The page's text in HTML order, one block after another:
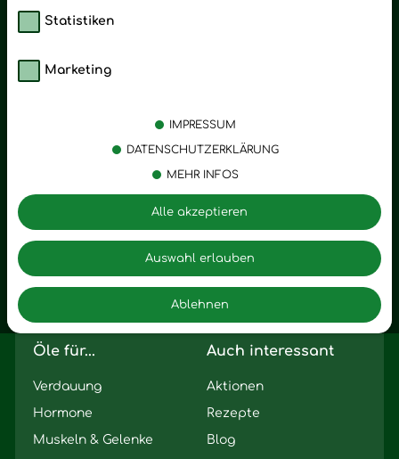
Statistiken
Marketing
IMPRESSUM
DATENSCHUTZERKLÄRUNG
MEHR INFOS
Ablehnen
Auswahl erlauben
Alle akzeptieren
Zuhause
Stress
Entspannung
Trauer
Romantik
Motivation
Seelischer Schlag
Öle für...
Verdauung
Hormone
Muskeln & Gelenke
Auch interessant
Aktionen
Rezepte
Blog